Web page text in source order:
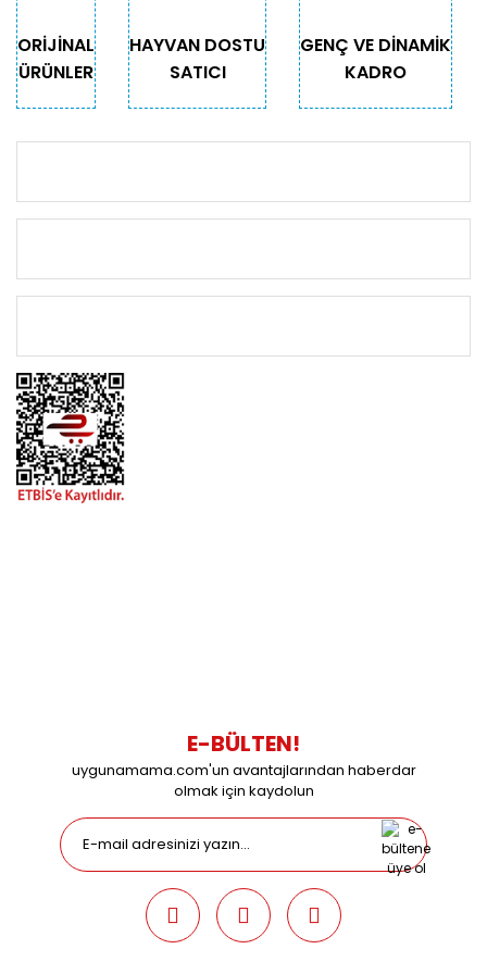
Gönder
ORİJİNAL
ÜRÜNLER
HAYVAN DOSTU
SATICI
GENÇ VE DİNAMİK
KADRO
E-BÜLTEN!
uygunamama.com'un avantajlarından haberdar
olmak için kaydolun